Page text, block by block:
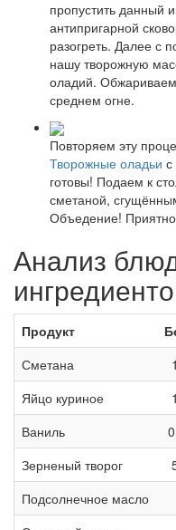
пропустить данный
антипригарной
разогреть. Далее с
нашу творожную
оладий.
среднем огне.
Повторяем эту
Творожные оладьи
готовы! Подаем к
сметаной,
Объедение!
Анализ
Продукт
Сметана
Яйцо куриное
Ваниль
Зерненый творог
Подсолнечное масло